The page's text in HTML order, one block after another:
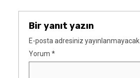
Bir yanıt yazın
E-posta adresiniz yayınlanmayacak.
Yorum *